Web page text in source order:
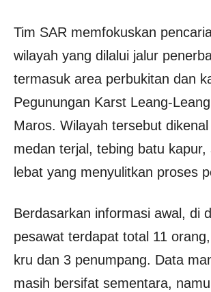
Tim SAR memfokuskan
wilayah yang dilalui jalur
termasuk area perbukitan dan
Pegunungan Karst Leang-
Maros. Wilayah tersebut
medan terjal, tebing batu kapur,
lebat yang menyulitkan proses
Berdasarkan informasi awal, di
pesawat terdapat total 11
kru dan 3 penumpang. Data
masih bersifat sementara,